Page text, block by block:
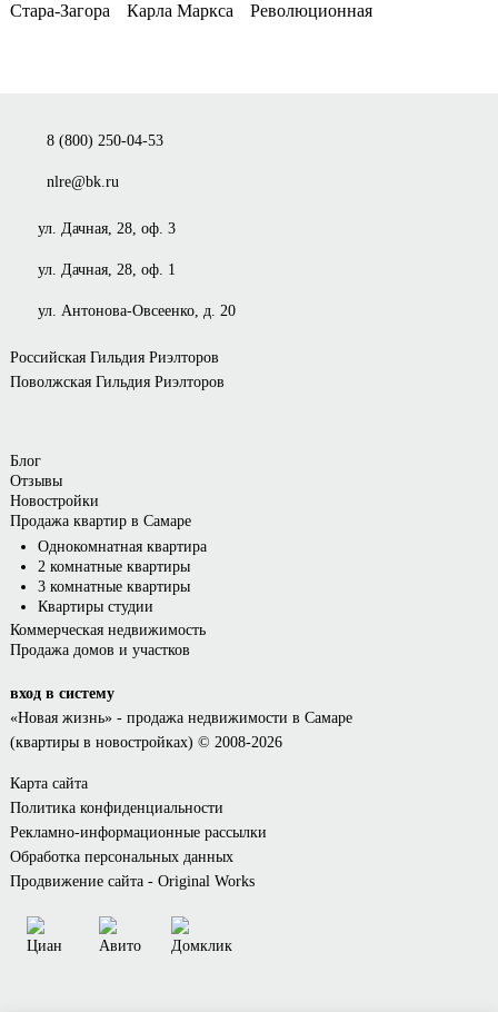
Стара-Загора Карла Маркса Революционная
8 (800) 250-04-53
nlre@bk.ru
ул. Дачная, 28, оф. 3
ул. Дачная, 28, оф. 1
ул. Антонова-Овсеенко, д. 20
Российская Гильдия Риэлторов
Поволжская Гильдия Риэлторов
Блог
Отзывы
Новостройки
Продажа квартир в Самаре
Однокомнатная квартира
2 комнатные квартиры
3 комнатные квартиры
Квартиры студии
Коммерческая недвижимость
Продажа домов и участков
вход в систему
«Новая жизнь»- продажа недвижимости в Самаре
(квартиры в новостройках) © 2008-2026
Карта сайта
Политика конфиденциальности
Рекламно-информационные рассылки
Обработка персональных данных
Продвижение сайта - Original Works